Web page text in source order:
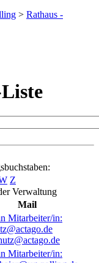
> Rathaus -
Z
Verwaltung
Mail